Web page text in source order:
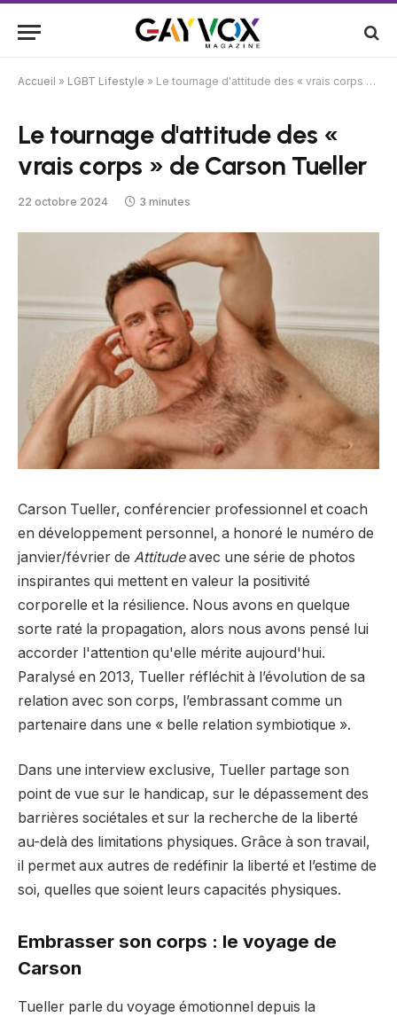
Accueil » LGBT Lifestyle » Le tournage d'attitude des « vrais corps » de Carson Tueller
Le tournage d'attitude des «
vrais corps » de Carson Tueller
22 octobre 2024 3 minutes
Carson Tueller, conférencier professionnel et coach
en développement personnel, a honoré le numéro de
janvier/février de Attitudeavec une série de photos
inspirantes qui mettent en valeur la positivité
corporelle et la résilience. Nous avons en quelque
sorte raté la propagation, alors nous avons pensé lui
accorder l'attention qu'elle mérite aujourd'hui.
Paralysé en 2013, Tueller réfléchit à l’évolution de sa
relation avec son corps, l’embrassant comme un
partenaire dans une « belle relation symbiotique ».
Dans une interview exclusive, Tueller partage son
point de vue sur le handicap, sur le dépassement des
barrières sociétales et sur la recherche de la liberté
au-delà des limitations physiques. Grâce à son travail,
il permet aux autres de redéfinir la liberté et l’estime de
soi, quelles que soient leurs capacités physiques.
Embrasser son corps : le voyage de
Carson
Tueller parle du voyage émotionnel depuis la